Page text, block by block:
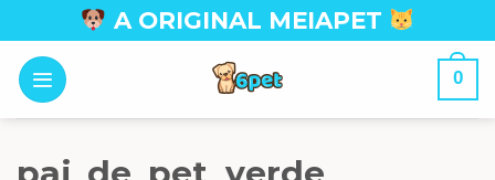
to
content
A ORIGINAL MEIAPET
0